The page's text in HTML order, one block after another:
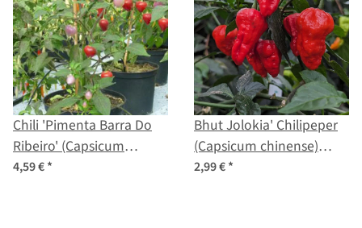
Chili 'Pimenta Barra Do
Ribeiro' (Capsicum
baccatum) zaden
4,59 €*
Bhut Jolokia' Chilipeper
(Capsicum chinense)
zaden
2,99 €*